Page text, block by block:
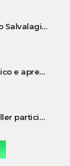
Agricultor, Augustinho Salvalagio, relata sobre aparição do Cavaleiro Negro no Rio das Furnas
Entrevista com o músico e apresentador, Lismael Ferrareis, no Cidade e Campo
Morador de Lauro Müller participa de motociata em apoio a Bolsonaro